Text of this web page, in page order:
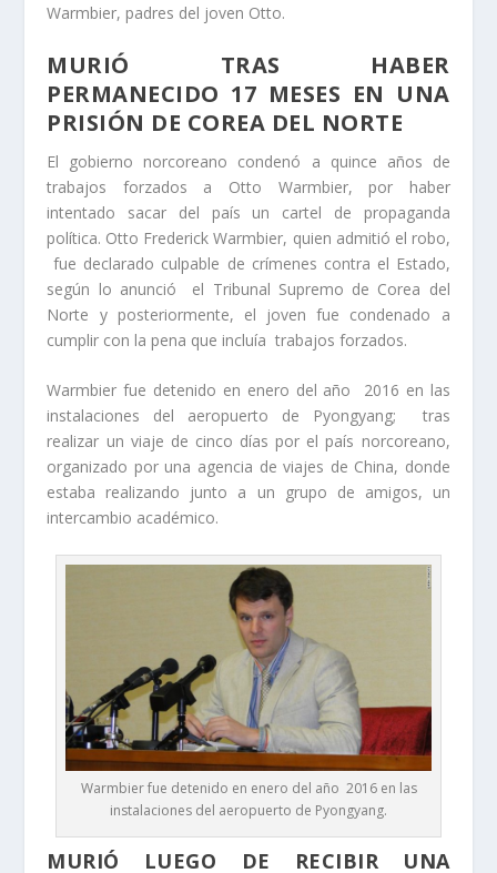
Warmbier, padres del joven Otto.
MURIÓ TRAS HABER
PERMANECIDO 17 MESES EN UNA
PRISIÓN DE COREA DEL NORTE
El gobierno norcoreano condenó a quince años de
trabajos forzados a Otto Warmbier, por haber
intentado sacar del país un cartel de propaganda
política. Otto Frederick Warmbier, quien admitió el robo,
fue declarado culpable de crímenes contra el Estado,
según lo anunció el Tribunal Supremo de Corea del
Norte y posteriormente, el joven fue condenado a
cumplir con la pena que incluía trabajos forzados.
Warmbier fue detenido en enero del año 2016 en las
instalaciones del aeropuerto de Pyongyang; tras
realizar un viaje de cinco días por el país norcoreano,
organizado por una agencia de viajes de China, donde
estaba realizando junto a un grupo de amigos, un
intercambio académico.
Warmbier fue detenido en enero del año 2016 en las
instalaciones del aeropuerto de Pyongyang.
MURIÓ LUEGO DE RECIBIR UNA